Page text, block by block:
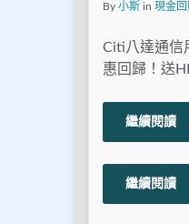
By 小斯 in 現金回
Citi八達通信
惠回歸！送
繼續閱讀
繼續閱讀